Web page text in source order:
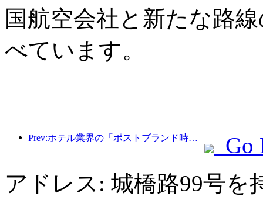
国航空会社と新たな路
べています。
Prev:ホテル業界の「ポストブランド時代」：規模拡大から効率化へ
Go
アドレス: 城橋路99号を